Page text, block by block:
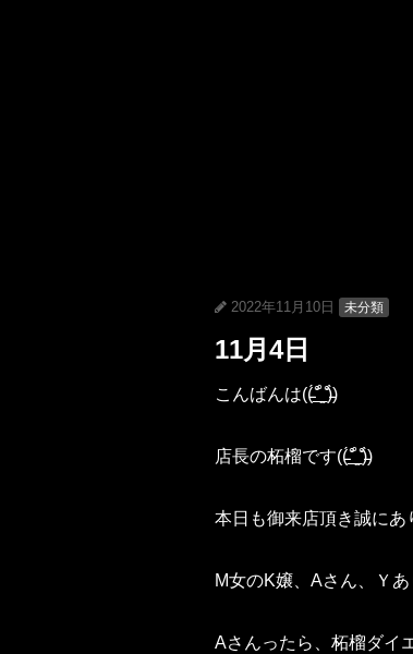
2022年11月10日 未分類
11月4日
こんばんは((̵̵́ ̆͒͟˚̩̭ ̆͒)̵̵̀)
店長の柘榴です((̵̵́ ̆͒͟˚̩̭ ̆͒)̵̵̀)
本日も御来店頂き誠に
M女のK嬢、Aさん、Ｙあ
Aさんったら、柘榴ダイ